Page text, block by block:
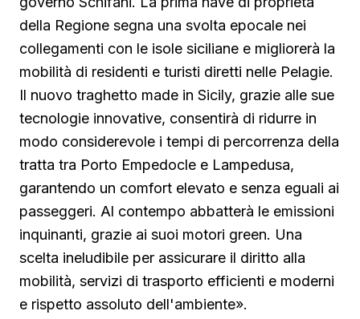
della Regione segna una svolta epocale nei
collegamenti con le isole siciliane e migliorerà la
mobilità di residenti e turisti diretti nelle Pelagie.
Il nuovo traghetto made in Sicily, grazie alle sue
tecnologie innovative, consentirà di ridurre in
modo considerevole i tempi di percorrenza della
tratta tra Porto Empedocle e Lampedusa,
garantendo un comfort elevato e senza eguali ai
passeggeri. Al contempo abbatterà le emissioni
inquinanti, grazie ai suoi motori green. Una
scelta ineludibile per assicurare il diritto alla
mobilità, servizi di trasporto efficienti e moderni
e rispetto assoluto dell'ambiente».